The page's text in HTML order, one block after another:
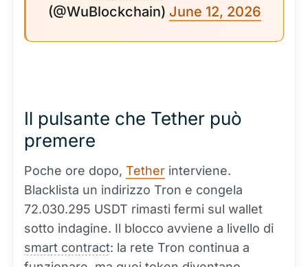
(@WuBlockchain) June 12, 2026
Il pulsante che Tether può
premere
Poche ore dopo, Tether interviene.
Blacklista un indirizzo Tron e congela
72.030.295 USDT rimasti fermi sul wallet
sotto indagine. Il blocco avviene a livello di
smart contract: la rete Tron continua a